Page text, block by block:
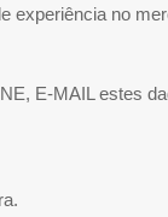
experiência no
E-MAIL estes